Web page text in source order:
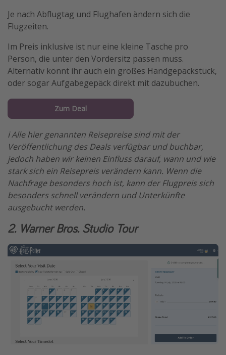
Je nach Abflugtag und Flughafen ändern sich die
Flugzeiten.
Im Preis inklusive ist nur eine kleine Tasche pro
Person, die unter den Vordersitz passen muss.
Alternativ könnt ihr auch ein großes Handgepäckstück,
oder sogar Aufgabegepäck direkt mit dazubuchen.
Zum Deal
ℹ️ Alle hier genannten Reisepreise sind mit der
Veröffentlichung des Deals verfügbar und buchbar,
jedoch haben wir keinen Einfluss darauf, wann und wie
stark sich ein Reisepreis verändern kann. Wenn die
Nachfrage besonders hoch ist, kann der Flugpreis sich
besonders schnell verändern und Unterkünfte
ausgebucht werden.
2. Warner Bros. Studio Tour